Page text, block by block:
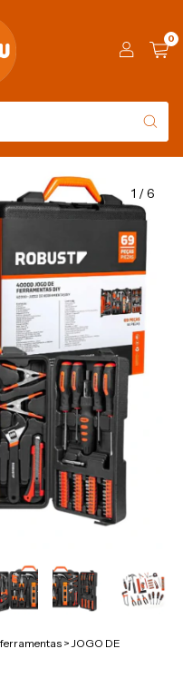
0
1 /6
ferramentas > JOGO DE